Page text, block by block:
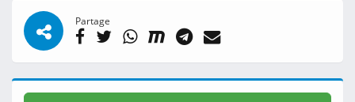
Partage